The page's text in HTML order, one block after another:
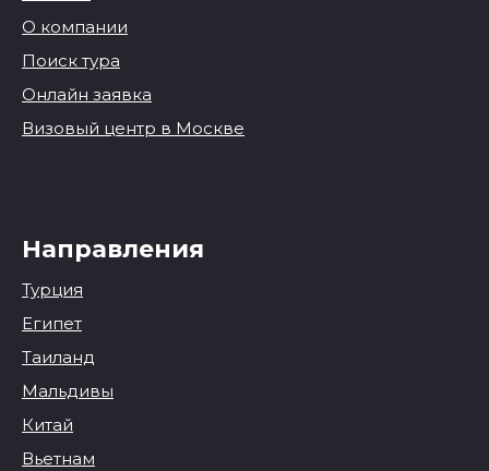
О компании
Поиск тура
Онлайн заявка
Визовый центр в Москве
Направления
Турция
Египет
Таиланд
Мальдивы
Китай
Вьетнам